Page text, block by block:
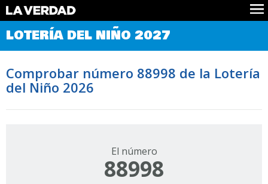
Comprobar Loteria del Niño
Premios
Noticias
Datos
Historia
LOTERÍA DEL NIÑO 2027
Comprobar número 88998 de la Lotería
del Niño 2026
El número
88998